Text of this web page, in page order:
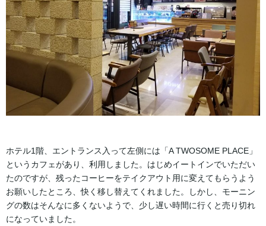
ホテル1階、エントランス入って左側には「A TWOSOME PLACE」
というカフェがあり、利用しました。はじめイートインでいただい
たのですが、残ったコーヒーをテイクアウト用に変えてもらうよう
お願いしたところ、快く移し替えてくれました。しかし、モーニン
グの数はそんなに多くないようで、少し遅い時間に行くと売り切れ
になっていました。